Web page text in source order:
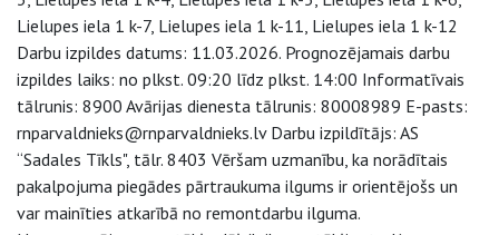
Lielupes iela 1 k-7, Lielupes iela 1 k-11, Lielupes iela 1 k-12
Darbu izpildes datums: 11.03.2026. Prognozējamais darbu
izpildes laiks: no plkst. 09:20 līdz plkst. 14:00 Informatīvais
tālrunis: 8900 Avārijas dienesta tālrunis: 80008989 E-pasts:
rnparvaldnieks@rnparvaldnieks.lv Darbu izpildītājs: AS
“Sadales Tīkls", tālr. 8403 Vēršam uzmanību, ka norādītais
pakalpojuma piegādes pārtraukuma ilgums ir orientējošs un
var mainīties atkarībā no remontdarbu ilguma.